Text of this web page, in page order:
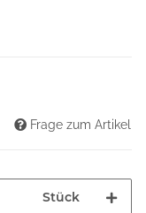
Frage zum Artikel
Stück